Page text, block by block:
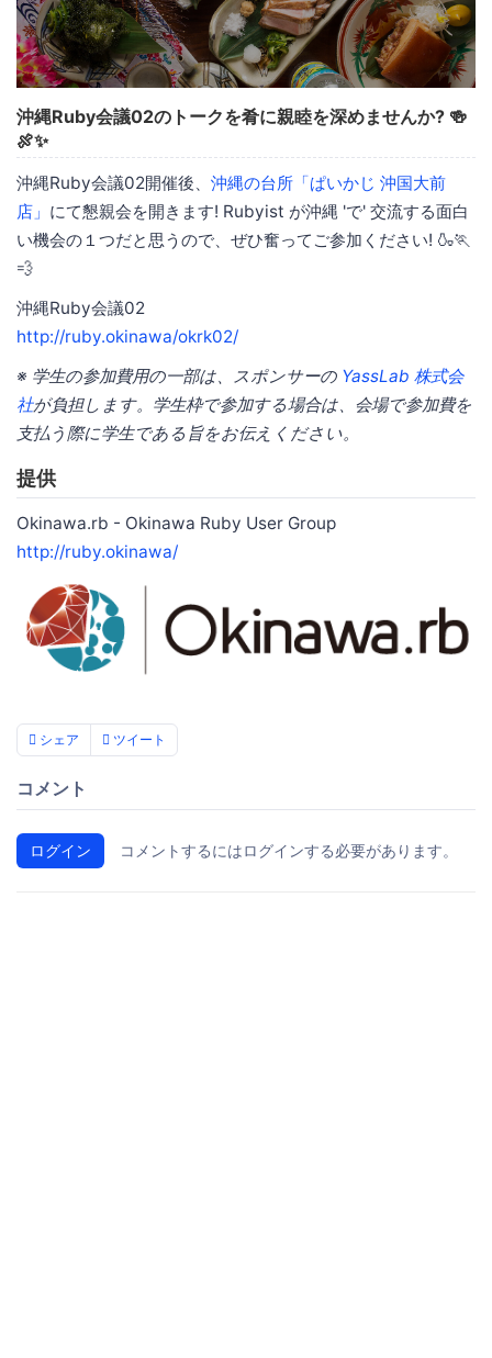
沖縄Ruby会議02のトークを肴に親睦を深めませんか? 🍻
🍖✨
沖縄Ruby会議02開催後、 沖縄の台所「ぱいかじ 沖国大前
店」 にて懇親会を開きます! Rubyist が沖縄 'で' 交流する面白
い機会の１つだと思うので、ぜひ奮ってご参加ください! 🍶🏃
💨
沖縄Ruby会議02
http://ruby.okinawa/okrk02/
※ 学生の参加費用の一部は、スポンサーの YassLab 株式会
社が負担します。学生枠で参加する場合は、会場で参加費を
支払う際に学生である旨をお伝えください。
提供
Okinawa.rb - Okinawa Ruby User Group
http://ruby.okinawa/
シェア ツイート
コメント
ログイン コメントするにはログインする必要があります。